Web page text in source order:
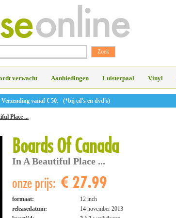
verwacht Aanbiedingen Luisterpaal Vinyl
vanaf € 50.= (*bij cd's en dvd's)
Place ...
Boards Of Canada
In A Beautiful Place ...
onze prijs: € 27.99
formaat:
12 inch
releasedatum:
14 november 2013